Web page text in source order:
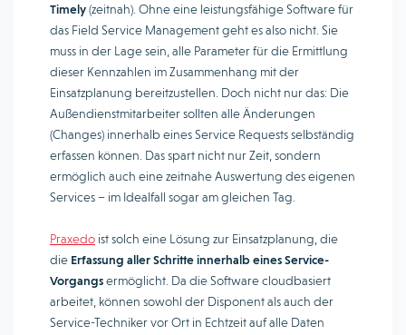
Timely(zeitnah). Ohne eine leistungsfähige Software für
das Field Service Management geht es also nicht. Sie
muss in der Lage sein, alle Parameter für die Ermittlung
dieser Kennzahlen im Zusammenhang mit der
Einsatzplanung bereitzustellen. Doch nicht nur das: Die
Außendienstmitarbeiter sollten alle Änderungen
(Changes) innerhalb eines Service Requests selbständig
erfassen können. Das spart nicht nur Zeit, sondern
ermöglich auch eine zeitnahe Auswertung des eigenen
Services – im Idealfall sogar am gleichen Tag.
Praxedo ist solch eine Lösung zur Einsatzplanung, die
die Erfassung aller Schritte innerhalb eines Service-
Vorgangsermöglicht. Da die Software cloudbasiert
arbeitet, können sowohl der Disponent als auch der
Service-Techniker vor Ort in Echtzeit auf alle Daten